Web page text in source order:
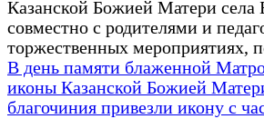
Казанской Божией Матери села
совместно с родителями и
торжественных
В день памяти блаженной
иконы Казанской Божией
благочиния привезли икону с